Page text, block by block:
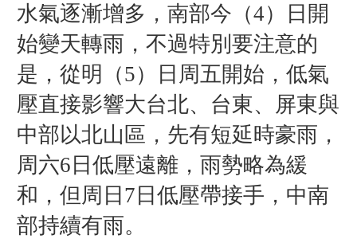
水氣逐漸增多，南部今（4）日開
始變天轉雨，不過特別要注意的
是，從明（5）日周五開始，低氣
壓直接影響大台北、台東、屏東與
中部以北山區，先有短延時豪雨，
周六6日低壓遠離，雨勢略為緩
和，但周日7日低壓帶接手，中南
部持續有雨。